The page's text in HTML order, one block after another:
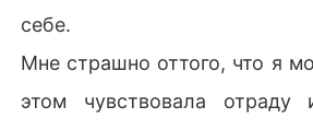
себе.
Мне страшно оттого, что я
этом чувствовала отраду